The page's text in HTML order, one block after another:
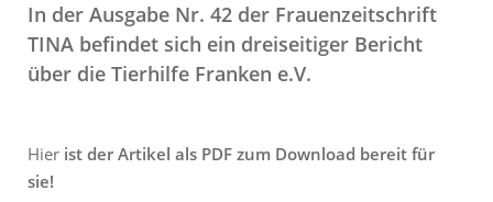
In der Ausgabe Nr. 42 der Frauenzeitschrift
TINA befindet sich ein dreiseitiger Bericht
über die Tierhilfe Franken e.V.
Hier ist der Artikel als PDF zum Download bereit für
sie!